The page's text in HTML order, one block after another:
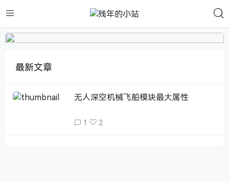
最新文章
无人深空机械飞船模块最大属性
1 2